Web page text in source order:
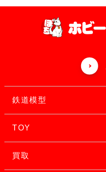
鉄道模型
TOY
買取